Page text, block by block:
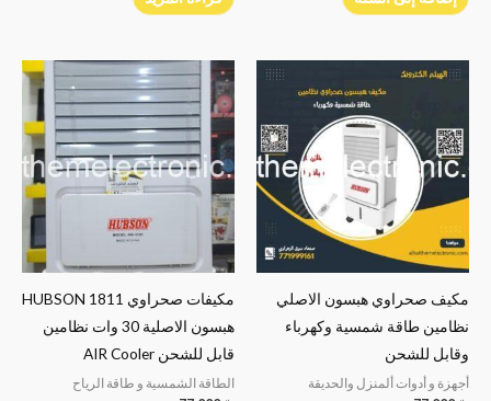
مكيف صحراوي هبسون الاصلي
نظامين طاقة شمسية وكهرباء
وقابل للشحن
أجهزة و أدوات ألمنزل والحديقة
مكيفات صحراوي HUBSON 1811
هبسون الاصلية 30 وات نظامين
قابل للشحن AIR Cooler
الطاقة الشمسية و طاقة الرياح